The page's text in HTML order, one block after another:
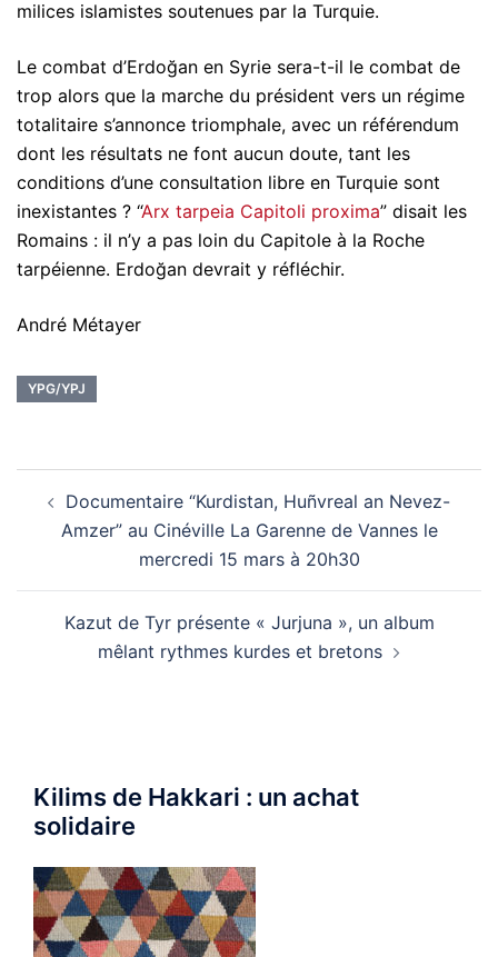
milices islamistes soutenues par la Turquie.
Le combat d’Erdoğan en Syrie sera-t-il le combat de
trop alors que la marche du président vers un régime
totalitaire s’annonce triomphale, avec un référendum
dont les résultats ne font aucun doute, tant les
conditions d’une consultation libre en Turquie sont
inexistantes ? “Arx tarpeia Capitoli proxima” disait les
Romains : il n’y a pas loin du Capitole à la Roche
tarpéienne. Erdoğan devrait y réfléchir.
André Métayer
YPG/YPJ
d’article
Documentaire “Kurdistan, Huñvreal an Nevez-
Amzer” au Cinéville La Garenne de Vannes le
mercredi 15 mars à 20h30
Kazut de Tyr présente « Jurjuna », un album
mêlant rythmes kurdes et bretons
Kilims de Hakkari : un achat
solidaire